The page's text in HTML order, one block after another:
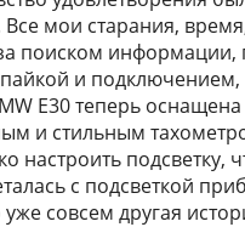
мои старания,
поиском
и подключением,
E30 теперь оснащена
и стильным
настроить подсветку,
с подсветкой
совсем другая